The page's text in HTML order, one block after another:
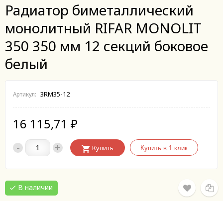
Радиатор биметаллический
монолитный RIFAR MONOLIT
350 350 мм 12 секций боковое
белый
Артикул: 3RM35-12
16 115,71 ₽
- + Купить
В наличии